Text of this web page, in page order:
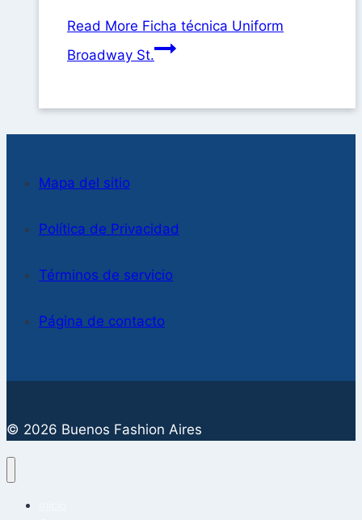
Read More Ficha técnica Uniform
Broadway St.
Mapa del sitio
Política de Privacidad
Términos de servicio
Página de contacto
© 2026 Buenos Fashion Aires